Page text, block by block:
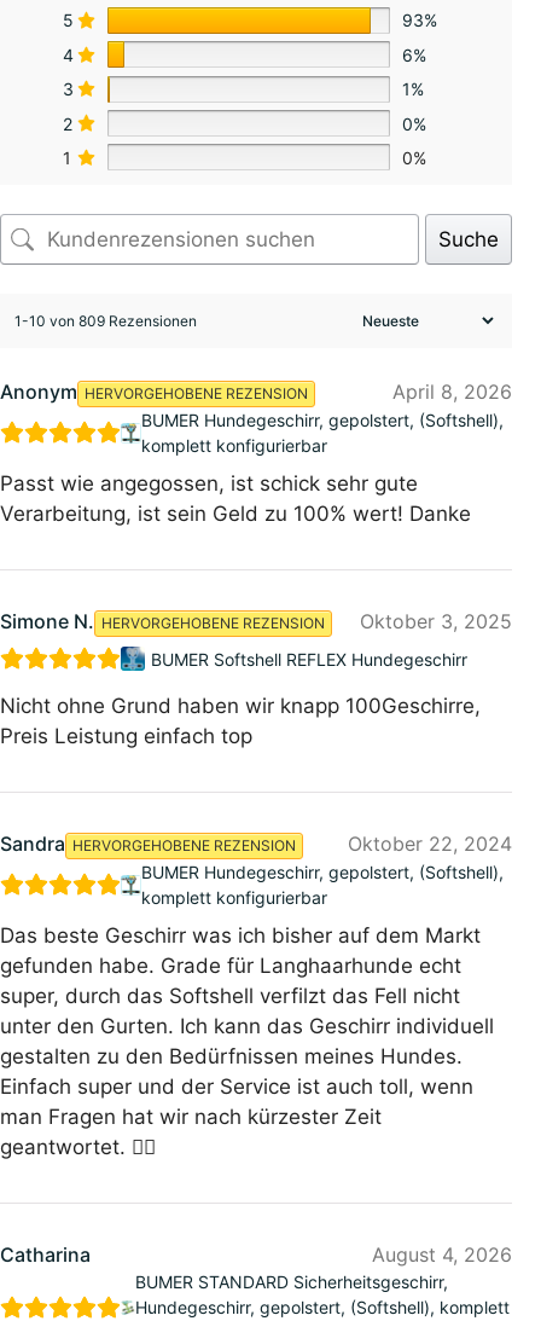
5
93%
4
6%
3
1%
2
0%
1
0%
Suche
1-10 von 809 Rezensionen
Anonym HERVORGEHOBENE REZENSION April 8, 2026
BUMER Hundegeschirr, gepolstert, (Softshell),
komplett konfigurierbar
Passt wie angegossen, ist schick sehr gute
Verarbeitung, ist sein Geld zu 100% wert! Danke
Simone N. HERVORGEHOBENE REZENSION Oktober 3, 2025
BUMER Softshell REFLEX Hundegeschirr
Nicht ohne Grund haben wir knapp 100Geschirre,
Preis Leistung einfach top
Sandra HERVORGEHOBENE REZENSION Oktober 22, 2024
BUMER Hundegeschirr, gepolstert, (Softshell),
komplett konfigurierbar
Das beste Geschirr was ich bisher auf dem Markt
gefunden habe. Grade für Langhaarhunde echt
super, durch das Softshell verfilzt das Fell nicht
unter den Gurten. Ich kann das Geschirr individuell
gestalten zu den Bedürfnissen meines Hundes.
Einfach super und der Service ist auch toll, wenn
man Fragen hat wir nach kürzester Zeit
geantwortet. 👍🏻
Catharina August 4, 2026
BUMER STANDARD Sicherheitsgeschirr,
Hundegeschirr, gepolstert, (Softshell), komplett